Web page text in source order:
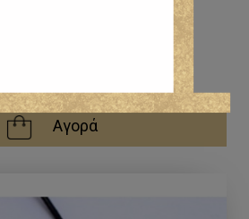
εξαιρετικής ποιότητα...
Αγορά